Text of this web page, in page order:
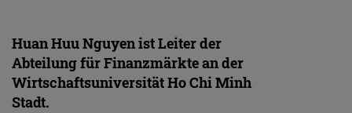
Huan Huu Nguyen ist Leiter der
Abteilung für Finanzmärkte an der
Wirtschaftsuniversität Ho Chi Minh
Stadt.